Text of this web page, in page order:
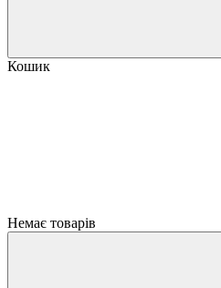
Кошик
Немає товарів